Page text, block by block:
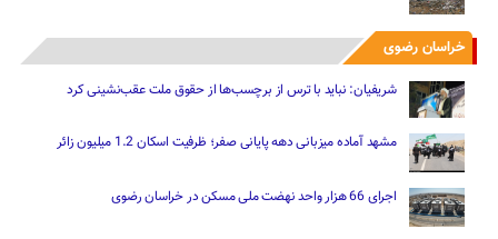
خراسان رضوی
شریفیان: نباید با ترس از برچسب‌ها از حقوق ملت عقب‌نشینی کرد
مشهد آماده میزبانی دهه پایانی صفر؛ ظرفیت اسکان 1.2 میلیون زائر
اجرای 66 هزار واحد نهضت ملی مسکن در خراسان رضوی